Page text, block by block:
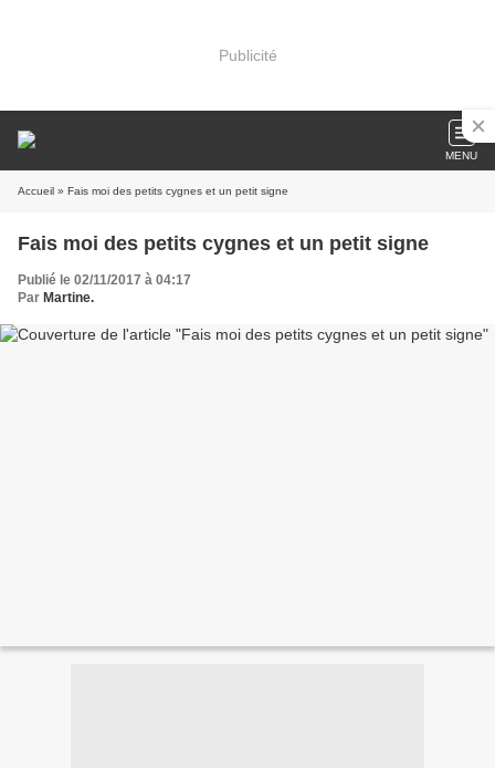
Publicité
MENU
Accueil » Fais moi des petits cygnes et un petit signe
Fais moi des petits cygnes et un petit signe
Publié le 02/11/2017 à 04:17
Par Martine.